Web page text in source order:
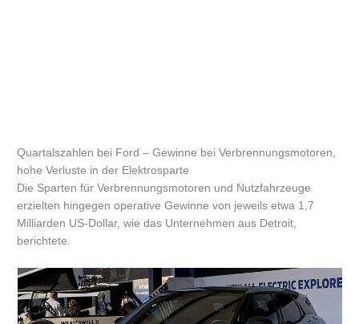
Quartalszahlen bei Ford – Gewinne bei Verbrennungsmotoren,
hohe Verluste in der Elektrosparte
Die Sparten für Verbrennungsmotoren und Nutzfahrzeuge
erzielten hingegen operative Gewinne von jeweils etwa 1,7
Milliarden US-Dollar, wie das Unternehmen aus Detroit,
berichtete.